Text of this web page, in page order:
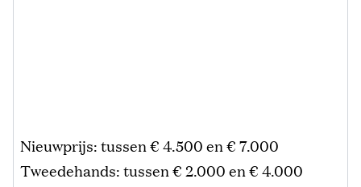
Nieuwprijs: tussen € 4.500 en € 7.000
Tweedehands: tussen € 2.000 en € 4.000